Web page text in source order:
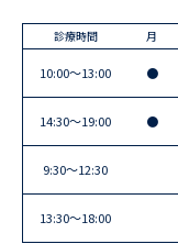
診療時間 月
10:00〜13:00 ●
14:30〜19:00 ●
9:30〜12:30
13:30〜18:00